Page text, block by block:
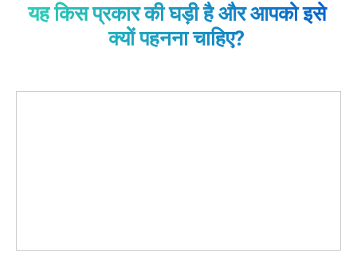
यह किस प्रकार की घड़ी है और आपको इसे
क्यों पहनना चाहिए?